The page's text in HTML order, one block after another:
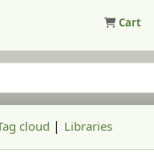
Cart
cloud Libraries